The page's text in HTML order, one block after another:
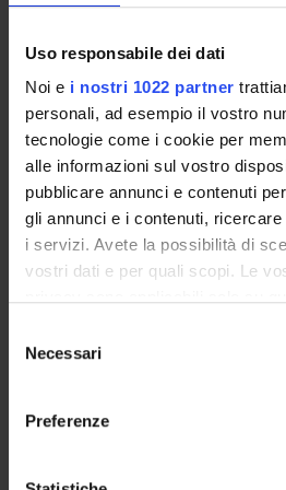
Uso responsabile dei dati
Noi e i nostri 1022 partner
personali, ad esempio il vostro
tecnologie come i cookie per
alle informazioni sul vostro
pubblicare annunci e contenuti
gli annunci e i contenuti,
i servizi. Avete la possibilità di
vostri dati e per quali scopi. Le
modificare o revocare il proprio
momento dalla Dichiarazione sui
raccogliere informazioni
delNecessari
Preferenze
Marisa Levi
PUBLICATIONS
TITLE
In vitro culture from mature
Strategie per l?identificazione di
Strategie per l'identificazione di
Flow cytometry and sorting of
Colture di cellule vegetali per la